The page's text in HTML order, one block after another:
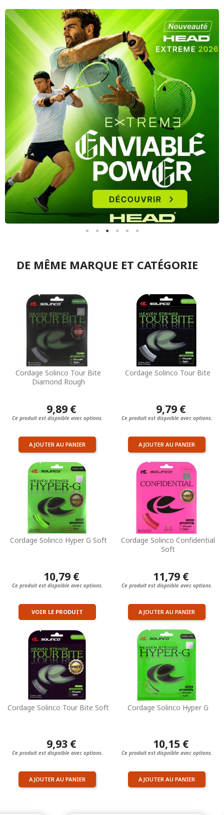
DE MÊME MARQUE ET CATÉGORIE
Cordage Solinco Tour Bite
Diamond Rough
9,89 €
Ce produit est dispnible avec options.
AJOUTER AU PANIER
Cordage Solinco Tour Bite
9,79 €
Ce produit est dispnible avec options.
AJOUTER AU PANIER
Cordage Solinco Hyper G Soft
10,79 €
Ce produit est dispnible avec options.
VOIR LE PRODUIT
Cordage Solinco Confidential
Soft
11,79 €
Ce produit est dispnible avec options.
AJOUTER AU PANIER
Cordage Solinco Tour Bite Soft
9,93 €
Ce produit est dispnible avec options.
AJOUTER AU PANIER
Cordage Solinco Hyper G
10,15 €
Ce produit est dispnible avec options.
AJOUTER AU PANIER